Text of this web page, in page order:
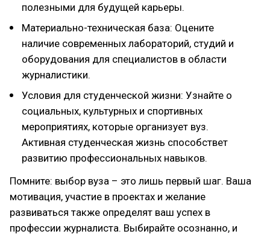
полезными для будущей карьеры.
Материально-техническая база: Оцените
наличие современных лабораторий, студий и
оборудования для специалистов в области
журналистики.
Условия для студенческой жизни: Узнайте о
социальных, культурных и спортивных
мероприятиях, которые организует вуз.
Активная студенческая жизнь способствет
развитию профессиональных навыков.
Помните: выбор вуза – это лишь первый шаг. Ваша
мотивация, участие в проектах и желание
развиваться также определят ваш успех в
профессии журналиста. Выбирайте осознанно, и